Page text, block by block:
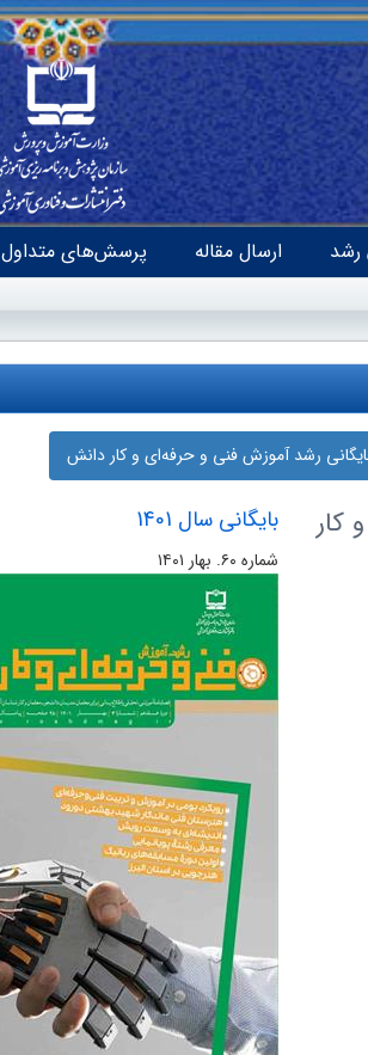
رشد ارسال مقاله پرسش‌های متداول
رشد آموزش فنی و حرفه‌ای و کار دانش
کار
بایگانی سال 1401
شماره ۶۰. بهار ۱۴۰۱